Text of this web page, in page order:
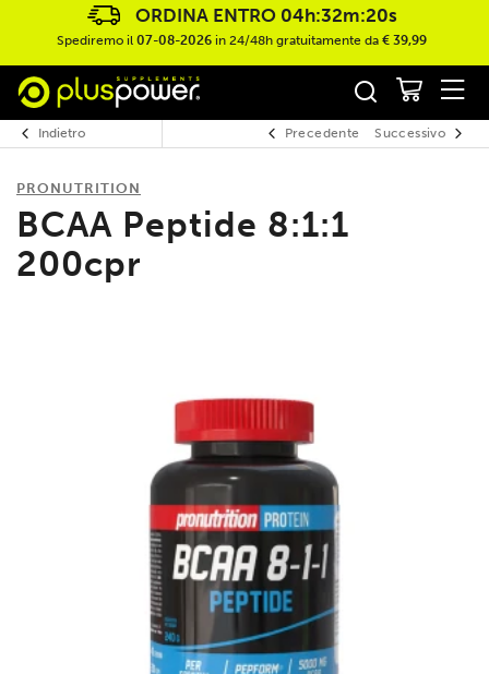
ORDINA ENTRO 04h:32m:19s
Spediremo il 07-08-2026 in 24/48h gratuitamente da € 39,99
Indietro Precedente Successivo
PRONUTRITION
BCAA Peptide 8:1:1
200cpr